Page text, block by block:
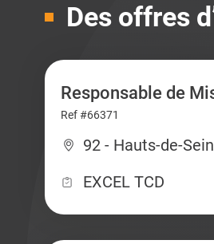
Des offres
Responsable de
Ref #66371
92 - Hauts-de-
EXCEL TCD